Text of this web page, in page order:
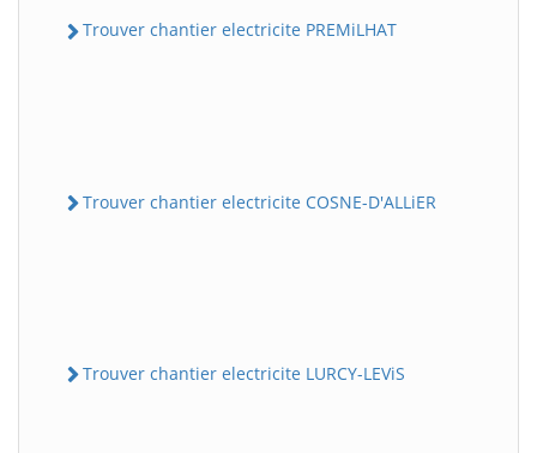
Trouver chantier electricite PREMiLHAT
Trouver chantier electricite COSNE-D'ALLiER
Trouver chantier electricite LURCY-LEViS